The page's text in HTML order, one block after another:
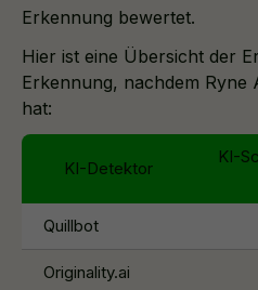
Erkennung bewertet.
Hier ist eine Übersicht der
Erkennung, nachdem Ryne
hat:
KI-Detektor
KI-
Quillbot
Originality.ai